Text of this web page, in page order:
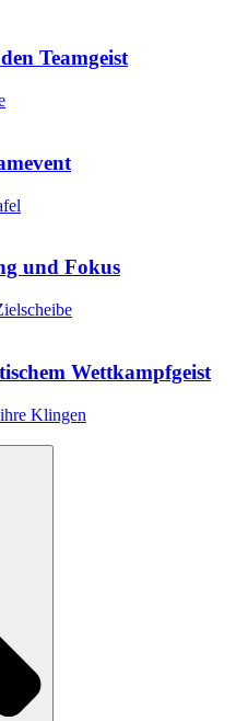
Teamgeist
und Fokus
Wettkampfgeist